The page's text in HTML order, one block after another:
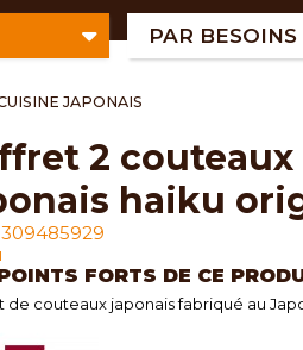
PAR BESOINS
JAPONAIS
haiku
FORTS DE CE
de couteaux japonais fabriqué au